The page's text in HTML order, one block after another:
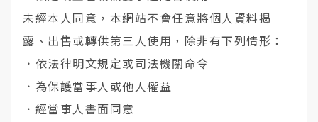
未經本人同意，本網站不會任意將個人資料揭
露、出售或轉供第三人使用，除非有下列情形：
． 依法律明文規定或司法機關命令
． 為保護當事人或他人權益
． 經當事人書面同意